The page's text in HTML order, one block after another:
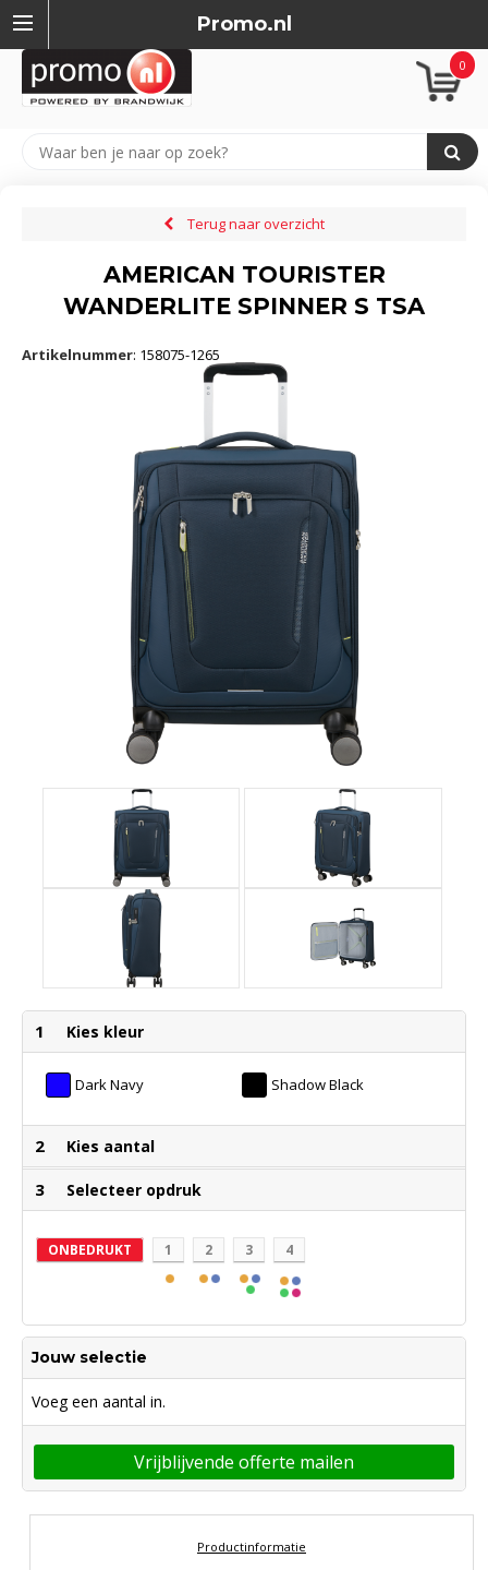
Promo.nl
0
Terug naar overzicht
AMERICAN TOURISTER
WANDERLITE SPINNER S TSA
Artikelnummer: 158075-1265
1 Kies kleur
Dark Navy Shadow Black
2 Kies aantal
3 Selecteer opdruk
ONBEDRUKT 1 2 3 4
Jouw selectie
Voeg een aantal in.
Vrijblijvende offerte mailen
Productinformatie